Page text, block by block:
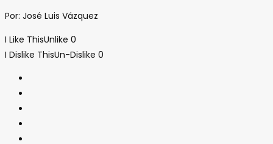
Por: José Luis Vázquez
I Like ThisUnlike 0
I Dislike ThisUn-Dislike 0